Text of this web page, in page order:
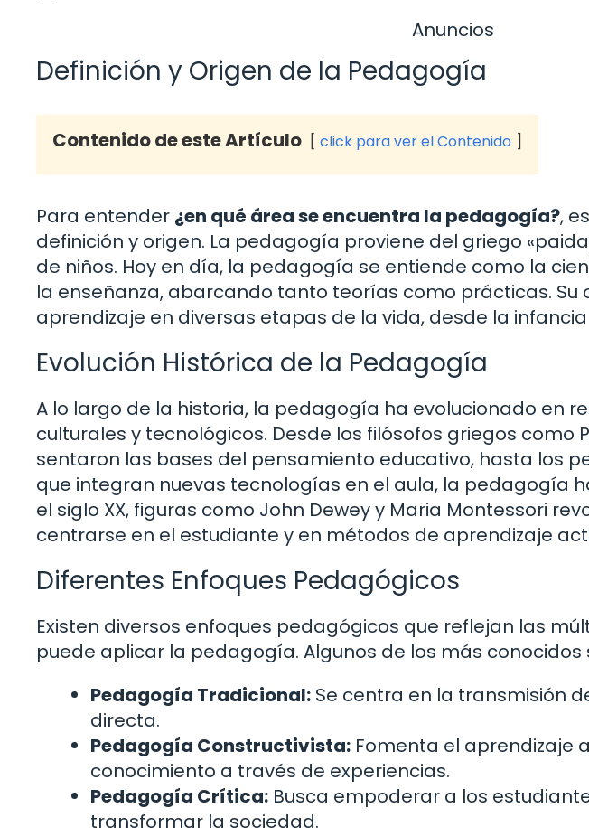
Anuncios
Definición y Origen de la Pedagogía
Contenido de este Artículo click para ver el Contenido
Para entender ¿en qué área se encuentra la pedagogía?,
definición y origen. La pedagogía proviene del griego
de niños. Hoy en día, la pedagogía se entiende como la
la enseñanza, abarcando tanto teorías como prácticas. Su
aprendizaje en diversas etapas de la vida, desde la
Evolución Histórica de la Pedagogía
A lo largo de la historia, la pedagogía ha evolucionado en
culturales y tecnológicos. Desde los filósofos griegos como
sentaron las bases del pensamiento educativo, hasta los
que integran nuevas tecnologías en el aula, la pedagogía
el siglo XX, figuras como John Dewey y Maria Montessori
centrarse en el estudiante y en métodos de aprendizaje
Diferentes Enfoques Pedagógicos
Existen diversos enfoques pedagógicos que reflejan las
puede aplicar la pedagogía. Algunos de los más conocidos
Pedagogía Tradicional: Se centra en la transmisión
directa.
Pedagogía Constructivista: Fomenta el aprendizaje
conocimiento a través de experiencias.
Pedagogía Crítica: Busca empoderar a los
transformar la sociedad.